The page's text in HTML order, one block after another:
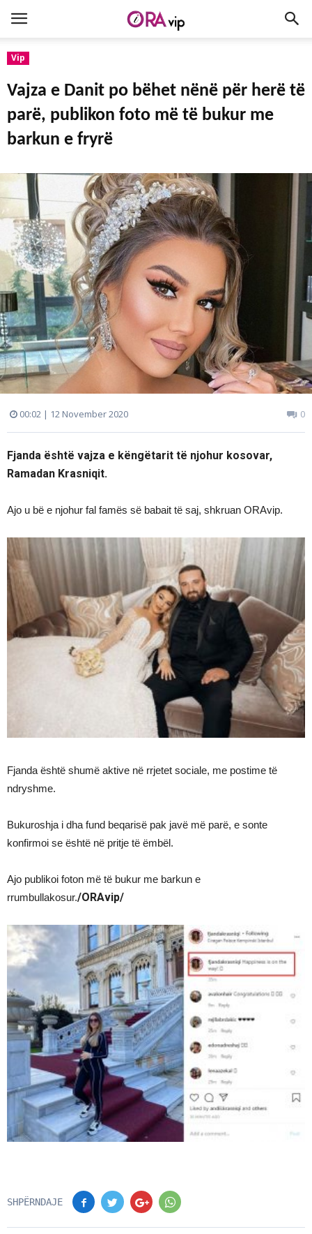
Vip
Vajza e Danit po bëhet nënë për herë të
parë, publikon foto më të bukur me
barkun e fryrë
00:02 | 12 November 2020 0
Fjanda është vajza e këngëtarit të njohur kosovar,
Ramadan Krasniqit.
Ajo u bë e njohur fal famës së babait të saj, shkruan ORAvip.
Fjanda është shumë aktive në rrjetet sociale, me postime të
ndryshme.
Bukuroshja i dha fund beqarisë pak javë më parë, e sonte
konfirmoi se është në pritje të ëmbël.
Ajo publikoi foton më të bukur me barkun e
rrumbullakosur./ORAvip/
SHPËRNDAJE